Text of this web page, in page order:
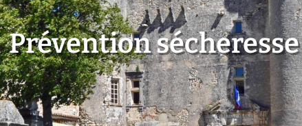
Prévention sécheresse